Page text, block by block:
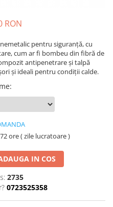
RON
pentru siguranță, cu
cum ar fi bombeu din fibră de
antipenetrare și talpă
și ideali pentru condiții calde.
:
ore ( zile lucratoare )
IN COS
2735
0723525358